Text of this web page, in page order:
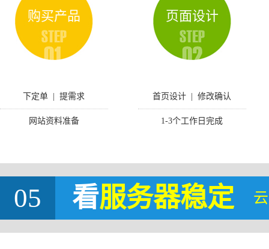
购买产品
下定单 | 提需求
网站资料准备
页面设计
首页设计 | 修改确认
1-3个工作日完成
05 看服务器稳定